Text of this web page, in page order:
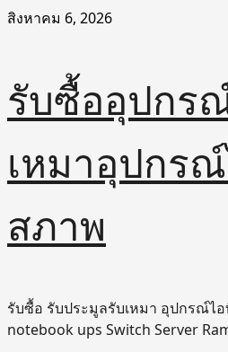
Skip
สิงหาคม 6, 2026
รับซื้ออุปกร
เหมาอุปกร
สภาพ
รับซื้อ รับประมูลรับเหมา อุปกรณ์ไอ
notebook ups Switch Server